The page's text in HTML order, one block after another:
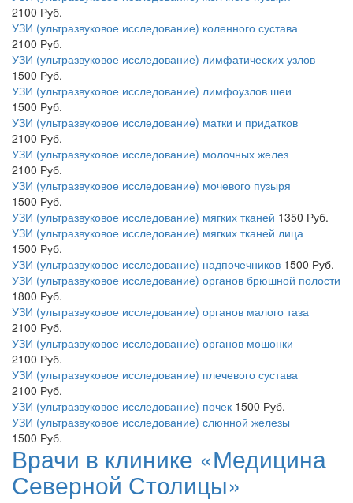
2100 Руб.
УЗИ (ультразвуковое исследование) коленного сустава
2100 Руб.
УЗИ (ультразвуковое исследование) лимфатических узлов
1500 Руб.
УЗИ (ультразвуковое исследование) лимфоузлов шеи
1500 Руб.
УЗИ (ультразвуковое исследование) матки и придатков
2100 Руб.
УЗИ (ультразвуковое исследование) молочных желез
2100 Руб.
УЗИ (ультразвуковое исследование) мочевого пузыря
1500 Руб.
УЗИ (ультразвуковое исследование) мягких тканей 1350 Руб.
УЗИ (ультразвуковое исследование) мягких тканей лица
1500 Руб.
УЗИ (ультразвуковое исследование) надпочечников 1500 Руб.
УЗИ (ультразвуковое исследование) органов брюшной полости
1800 Руб.
УЗИ (ультразвуковое исследование) органов малого таза
2100 Руб.
УЗИ (ультразвуковое исследование) органов мошонки
2100 Руб.
УЗИ (ультразвуковое исследование) плечевого сустава
2100 Руб.
УЗИ (ультразвуковое исследование) почек 1500 Руб.
УЗИ (ультразвуковое исследование) слюнной железы
1500 Руб.
Врачи в клинике «Медицина
Северной Столицы»